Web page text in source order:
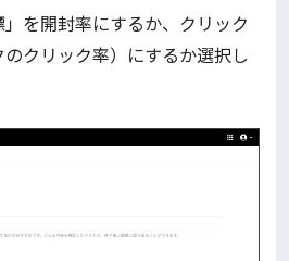
を開封率にするか、クリック
クリック率）にするか選択し